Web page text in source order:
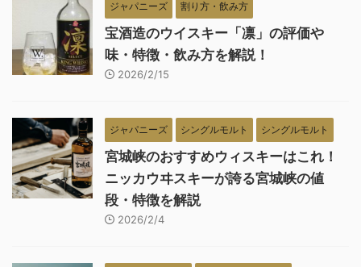
ジャパニーズ 割り方・飲み方
宝酒造のウイスキー「凛」の評価や
味・特徴・飲み方を解説！
2026/2/15
ジャパニーズ シングルモルト シングルモルト
宮城峡のおすすめウィスキーはこれ！
ニッカウヰスキーが誇る宮城峡の値
段・特徴を解説
2026/2/4